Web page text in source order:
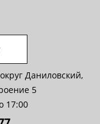
Даниловский,
5
17:00